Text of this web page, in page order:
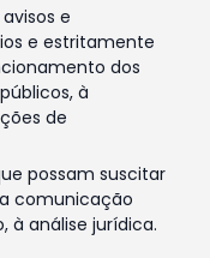
e
e estritamente
dos
à
de
possam suscitar
comunicação
à análise jurídica.